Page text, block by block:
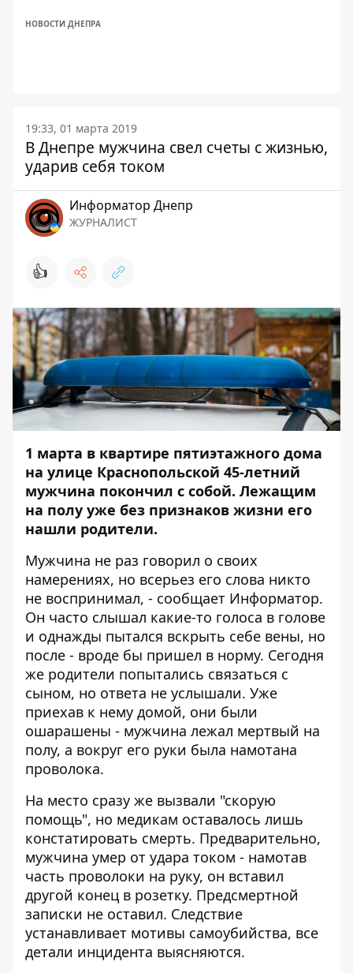
НОВОСТИ ДНЕПРА
19:33, 01 марта 2019
В Днепре мужчина свел счеты с жизнью,
ударив себя током
Информатор Днепр
ЖУРНАЛИСТ
👍
1 марта в квартире пятиэтажного дома
на улице Краснопольской 45-летний
мужчина покончил с собой. Лежащим
на полу уже без признаков жизни его
нашли родители.
Мужчина не раз говорил о своих
намерениях, но всерьез его слова никто
не воспринимал, - сообщает Информатор.
Он часто слышал какие-то голоса в голове
и однажды пытался вскрыть себе вены, но
после - вроде бы пришел в норму. Сегодня
же родители попытались связаться с
сыном, но ответа не услышали. Уже
приехав к нему домой, они были
ошарашены - мужчина лежал мертвый на
полу, а вокруг его руки была намотана
проволока.
На место сразу же вызвали "скорую
помощь", но медикам оставалось лишь
констатировать смерть. Предварительно,
мужчина умер от удара током - намотав
часть проволоки на руку, он вставил
другой конец в розетку. Предсмертной
записки не оставил. Следствие
устанавливает мотивы самоубийства, все
детали инцидента выясняются.